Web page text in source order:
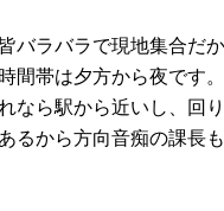
バラバラで現地集合だ
間帯は夕方から夜です。
なら駅から近いし、回
るから方向音痴の課長